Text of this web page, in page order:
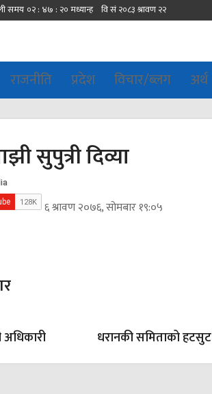
राजनीति प्रदेश विचार/ब्लग अर्थ
सुपुत्री दिव्या
६ श्रावण २०७६, सोमबार १९:०५
धरानकी समिताको हटसुट